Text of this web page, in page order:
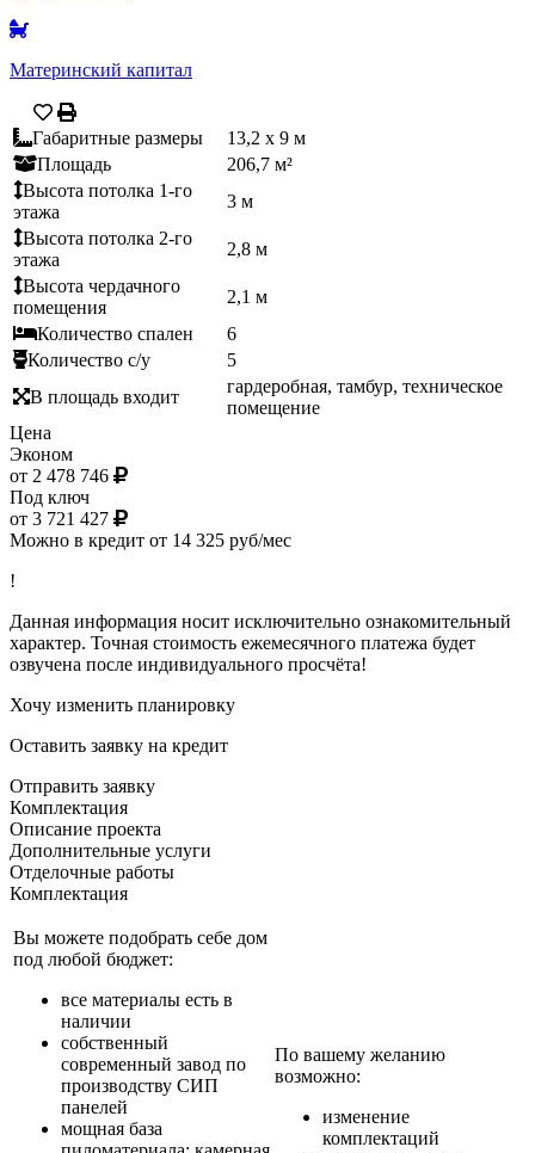
Материнский капитал
Габаритные размеры
13,2 x 9 м
Площадь
206,7 м²
Высота потолка 1-го
этажа
3 м
Высота потолка 2-го
этажа
2,8 м
Высота чердачного
помещения
2,1 м
Количество спален
6
Количество с/у
5
В площадь входит
гардеробная, тамбур, техническое
помещение
Цена
Эконом
от 2 478 746
Под ключ
от 3 721 427
Можно в кредит от 14 325 руб/мес
!
Данная информация носит исключительно ознакомительный
характер. Точная стоимость ежемесячного платежа будет
озвучена после индивидуального просчёта!
Хочу изменить планировку
Оставить заявку на кредит
Отправить заявку
Комплектация
Описание проекта
Дополнительные услуги
Отделочные работы
Комплектация
Вы можете подобрать себе дом
под любой бюджет:
все материалы есть в
наличии
собственный
современный завод по
производству СИП
панелей
мощная база
По вашему желанию
возможно:
изменение
комплектаций